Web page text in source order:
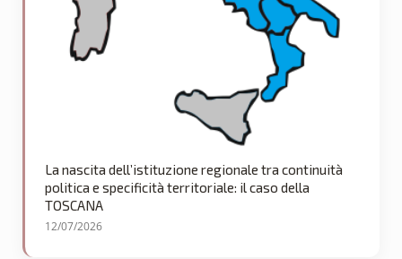
La nascita dell’istituzione regionale tra continuità
politica e specificità territoriale: il caso della
TOSCANA
12/07/2026